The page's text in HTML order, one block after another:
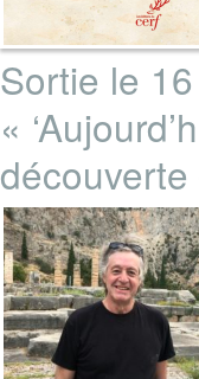
Sortie le
«